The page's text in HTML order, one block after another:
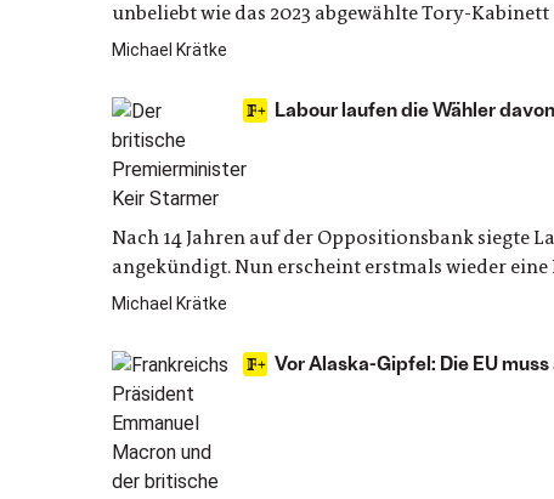
unbeliebt wie das 2023 abgewählte Tory-Kabinett
Michael Krätke
Labour laufen die Wähler
Nach 14 Jahren auf der Oppositionsbank siegte
angekündigt. Nun erscheint erstmals wieder
Michael Krätke
Vor Alaska-Gipfel: Die EU